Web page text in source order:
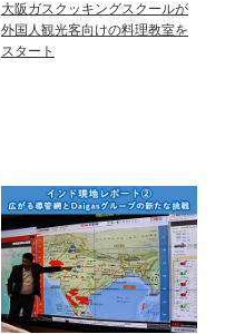
大阪ガスクッキングスクールが
外国人観光客向けの料理教室を
スタート